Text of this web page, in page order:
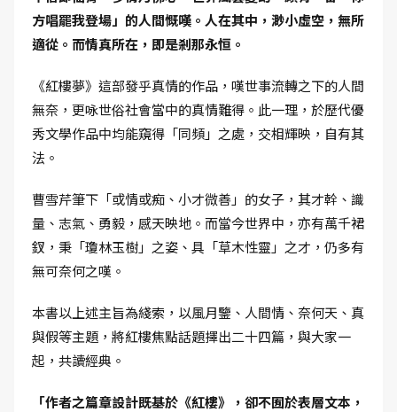
方唱罷我登場」的人間慨嘆。人在其中，渺小虛空，無所
適從。而情真所在，即是剎那永恒。
《紅樓夢》這部發乎真情的作品，嘆世事流轉之下的人間
無奈，更咏世俗社會當中的真情難得。此一理，於歷代優
秀文學作品中均能窺得「同頻」之處，交相輝映，自有其
法。
曹雪芹筆下「或情或痴、小才微善」的女子，其才幹、識
量、志氣、勇毅，感天映地。而當今世界中，亦有萬千裙
釵，秉「瓊林玉樹」之姿、具「草木性靈」之才，仍多有
無可奈何之嘆。
本書以上述主旨為綫索，以風月鑒、人間情、奈何天、真
與假等主題，將紅樓焦點話題擇出二十四篇，與大家一
起，共讀經典。
「作者之篇章設計既基於《紅樓》，卻不囿於表層文本，